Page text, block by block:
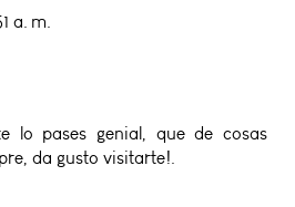
a. m.
lo pases genial, que de cosas
da gusto visitarte!.